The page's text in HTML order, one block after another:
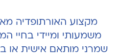
מקצוע האורתופדיה
משמעותי ומיידי בחיי
שמרני מותאם אישית או